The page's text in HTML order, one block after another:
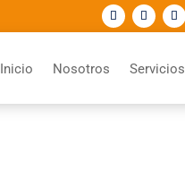
Inicio Nosotros Servicios